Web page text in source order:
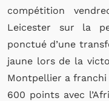
compétition
Leicester sur la
ponctué d’une
jaune lors de la
Montpellier a
600 points avec